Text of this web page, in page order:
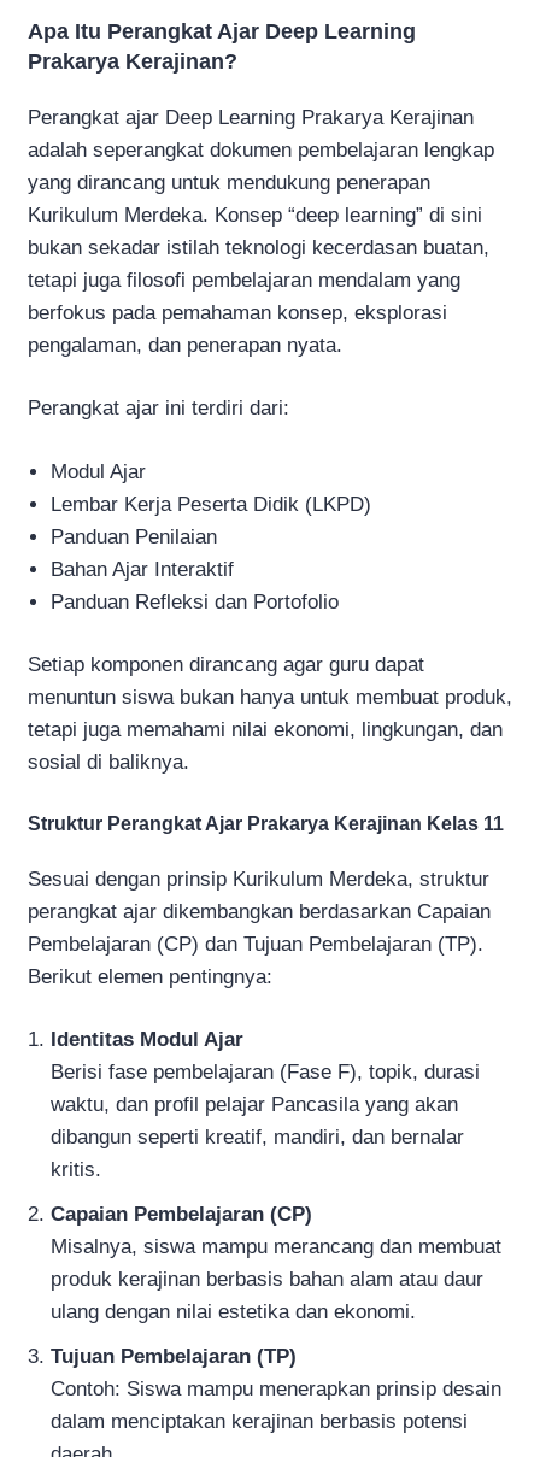
Apa Itu Perangkat Ajar Deep Learning
Prakarya Kerajinan?
Perangkat ajar Deep Learning Prakarya Kerajinan
adalah seperangkat dokumen pembelajaran lengkap
yang dirancang untuk mendukung penerapan
Kurikulum Merdeka. Konsep “deep learning” di sini
bukan sekadar istilah teknologi kecerdasan buatan,
tetapi juga filosofi pembelajaran mendalam yang
berfokus pada pemahaman konsep, eksplorasi
pengalaman, dan penerapan nyata.
Perangkat ajar ini terdiri dari:
Modul Ajar
Lembar Kerja Peserta Didik (LKPD)
Panduan Penilaian
Bahan Ajar Interaktif
Panduan Refleksi dan Portofolio
Setiap komponen dirancang agar guru dapat
menuntun siswa bukan hanya untuk membuat produk,
tetapi juga memahami nilai ekonomi, lingkungan, dan
sosial di baliknya.
Struktur Perangkat Ajar Prakarya Kerajinan Kelas 11
Sesuai dengan prinsip Kurikulum Merdeka, struktur
perangkat ajar dikembangkan berdasarkan Capaian
Pembelajaran (CP) dan Tujuan Pembelajaran (TP).
Berikut elemen pentingnya:
Identitas Modul Ajar
Berisi fase pembelajaran (Fase F), topik, durasi
waktu, dan profil pelajar Pancasila yang akan
dibangun seperti kreatif, mandiri, dan bernalar
kritis.
Capaian Pembelajaran (CP)
Misalnya, siswa mampu merancang dan membuat
produk kerajinan berbasis bahan alam atau daur
ulang dengan nilai estetika dan ekonomi.
Tujuan Pembelajaran (TP)
Contoh: Siswa mampu menerapkan prinsip desain
dalam menciptakan kerajinan berbasis potensi